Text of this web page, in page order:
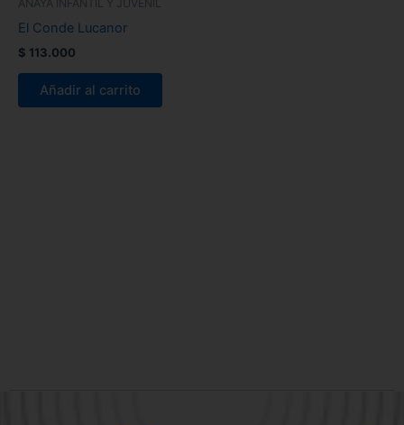
ANAYA INFANTIL Y JUVENIL
El Conde Lucanor
$ 113.000
Añadir al carrito